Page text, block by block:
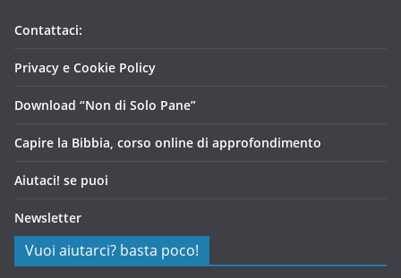
Contattaci:
Privacy e Cookie Policy
Download “Non di Solo Pane”
Capire la Bibbia, corso online di approfondimento
Aiutaci! se puoi
Newsletter
Vuoi aiutarci? basta poco!